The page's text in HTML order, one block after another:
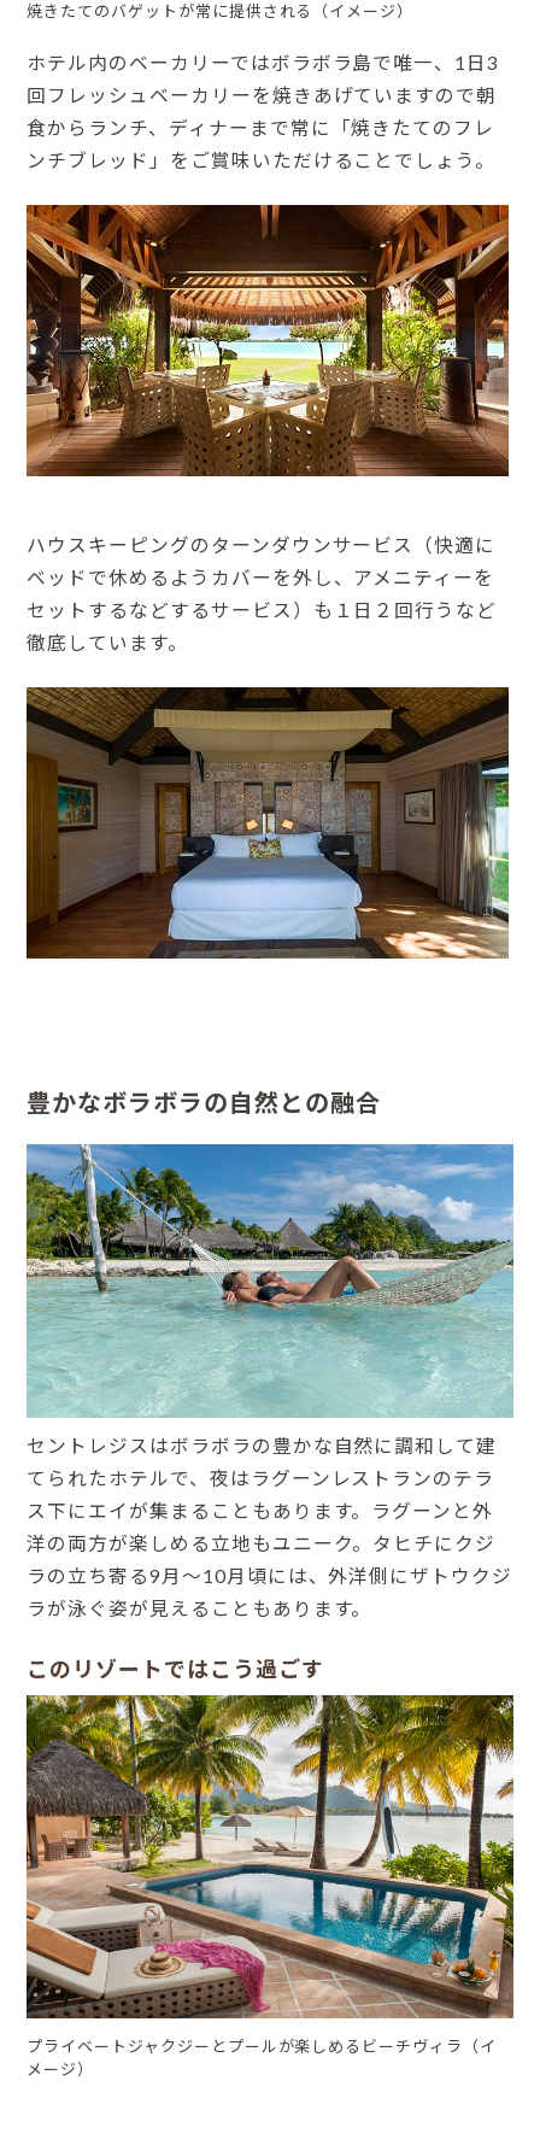
焼きたてのバゲットが常に提供される（イメージ）
ホテル内のベーカリーではボラボラ島で唯一、1日3
回フレッシュベーカリーを焼きあげていますので朝
食からランチ、ディナーまで常に「焼きたてのフレ
ンチブレッド」をご賞味いただけることでしょう。
ハウスキーピングのターンダウンサービス（快適に
ベッドで休めるようカバーを外し、アメニティーを
セットするなどするサービス）も１日２回行うなど
徹底しています。
豊かなボラボラの自然との融合
セントレジスはボラボラの豊かな自然に調和して建
てられたホテルで、夜はラグーンレストランのテラ
ス下にエイが集まることもあります。ラグーンと外
洋の両方が楽しめる立地もユニーク。タヒチにクジ
ラの立ち寄る9月～10月頃には、外洋側にザトウクジ
ラが泳ぐ姿が見えることもあります。
このリゾートではこう過ごす
プライベートジャクジーとプールが楽しめるビーチヴィラ（イ
メージ）